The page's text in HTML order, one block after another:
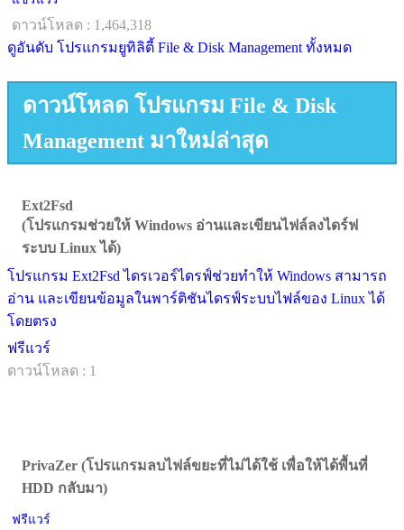
ดาวน์โหลด : 1,464,318
ดูอันดับ โปรแกรมยูทิลิตี้ File & Disk Management ทั้งหมด
ดาวน์โหลด โปรแกรม File & Disk
Management มาใหม่ล่าสุด
Ext2Fsd
(โปรแกรมช่วยให้ Windows อ่านและเขียนไฟล์ลงไดร์ฟ
ระบบ Linux ได้)
โปรแกรม Ext2Fsd ไดรเวอร์ไดรฟ์ช่วยทำให้ Windows สามารถ
อ่าน และเขียนข้อมูลในพาร์ติชันไดรฟ์ระบบไฟล์ของ Linux ได้
โดยตรง
ฟรีแวร์
ดาวน์โหลด : 1
PrivaZer (โปรแกรมลบไฟล์ขยะที่ไม่ได้ใช้ เพื่อให้ได้พื้นที่
HDD กลับมา)
ฟรีแวร์